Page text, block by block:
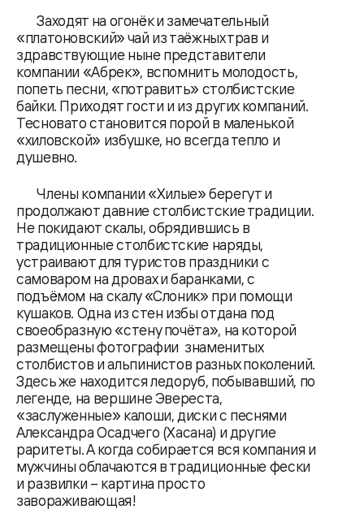
Заходят на огонёк и замечательный
«платоновский» чай из таёжных трав и
здравствующие ныне представители
компании «Абрек», вспомнить молодость,
попеть песни, «потравить» столбистские
байки. Приходят гости и из других компаний.
Тесновато становится порой в маленькой
«хиловской» избушке, но всегда тепло и
душевно.
Члены компании «Хилые» берегут и
продолжают давние столбистские традиции.
Не покидают скалы, обрядившись в
традиционные столбистские наряды,
устраивают для туристов праздники с
самоваром на дровах и баранками, с
подъёмом на скалу «Слоник» при помощи
кушаков. Одна из стен избы отдана под
своеобразную «стену почёта», на которой
размещены фотографии знаменитых
столбистов и альпинистов разных поколений.
Здесь же находится ледоруб, побывавший, по
легенде, на вершине Эвереста,
«заслуженные» калоши, диски с песнями
Александра Осадчего (Хасана) и другие
раритеты. А когда собирается вся компания и
мужчины облачаются в традиционные фески
и развилки – картина просто
завораживающая!